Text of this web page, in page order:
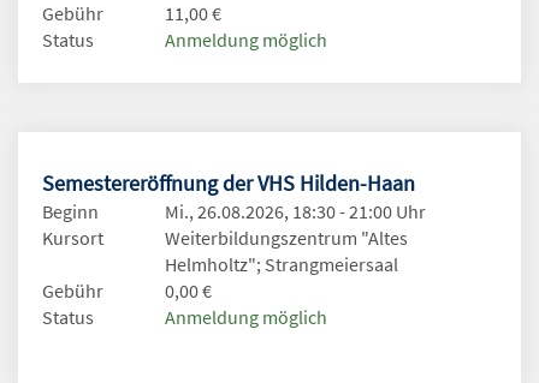
Gebühr
11,00 €
Status
Anmeldung möglich
Semestereröffnung der VHS Hilden-Haan
Beginn
Mi., 26.08.2026, 18:30 - 21:00 Uhr
Kursort
Weiterbildungszentrum "Altes
Helmholtz"; Strangmeiersaal
Gebühr
0,00 €
Status
Anmeldung möglich